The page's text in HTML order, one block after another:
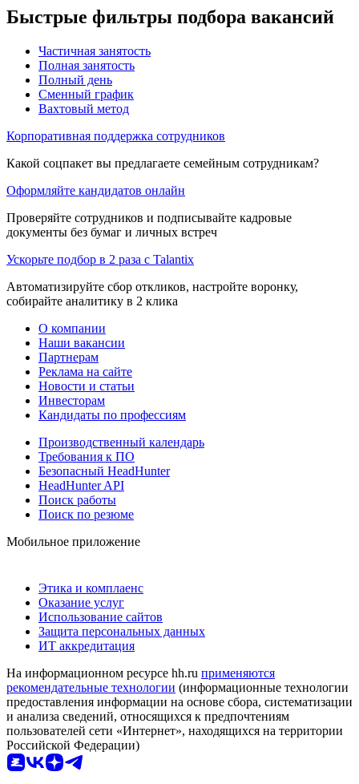
Быстрые фильтры подбора вакансий
Частичная занятость
Полная занятость
Полный день
Сменный график
Вахтовый метод
Корпоративная поддержка сотрудников
Какой соцпакет вы предлагаете семейным сотрудникам?
Оформляйте кандидатов онлайн
Проверяйте сотрудников и подписывайте кадровые
документы без бумаг и личных встреч
Ускорьте подбор в 2 раза с Talantix
Автоматизируйте сбор откликов, настройте воронку,
собирайте аналитику в 2 клика
О компании
Наши вакансии
Партнерам
Реклама на сайте
Новости и статьи
Инвесторам
Кандидаты по профессиям
Производственный календарь
Требования к ПО
Безопасный HeadHunter
HeadHunter API
Поиск работы
Поиск по резюме
Мобильное приложение
Этика и комплаенс
Оказание услуг
Использование сайтов
Защита персональных данных
ИТ аккредитация
На информационном ресурсе hh.ru применяются
рекомендательные технологии (информационные технологии
предоставления информации на основе сбора, систематизации
и анализа сведений, относящихся к предпочтениям
пользователей сети «Интернет», находящихся на территории
Российской Федерации)